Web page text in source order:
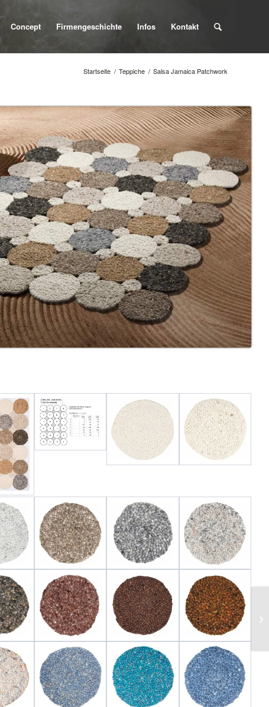
Concept Firmengeschichte Infos Kontakt
Startseite / Teppiche / Salsa Jamaica Patchwork